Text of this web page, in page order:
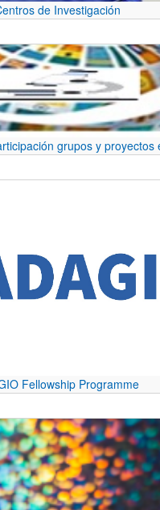
de Investigación
grupos y proyectos
Fellowship Programme